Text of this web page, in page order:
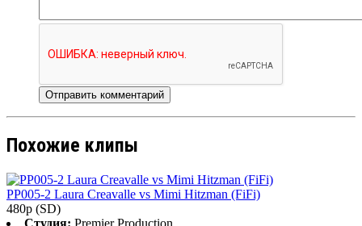
Похожие клипы
PP005-2 Laura Creavalle vs Mimi Hitzman (FiFi)
480p (SD)
Студия: Premier Production